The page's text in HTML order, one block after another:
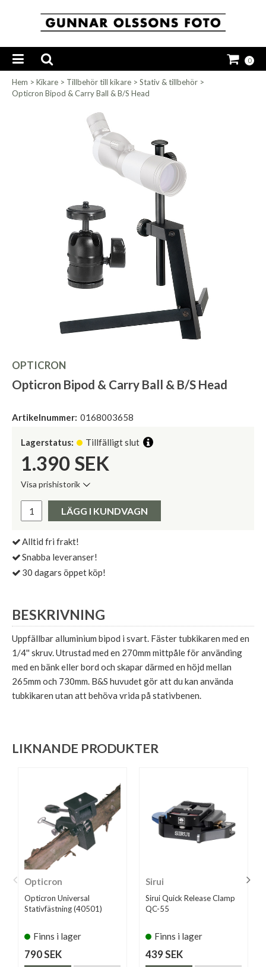
0
Hem > Kikare > Tillbehör till kikare > Stativ & tillbehör >
Opticron Bipod & Carry Ball & B/S Head
OPTICRON
Opticron Bipod & Carry Ball & B/S Head
Artikelnummer: 0168003658
Lagerstatus: Tillfälligt slut
1.390 SEK
Visa prishistorik
Pris:
LÄGG I KUNDVAGN
Alltid fri frakt!
Snabba leveranser!
30 dagars öppet köp!
BESKRIVNING
Uppfällbar alluminium bipod i svart. Fäster tubkikaren med en
1/4'' skruv. Utrustad med en 270mm mittpåle för använding
med en bänk eller bord och skapar därmed en höjd mellan
265mm och 730mm. B&S huvudet gör att du kan använda
tubkikaren utan att behöva vrida på stativbenen.
LIKNANDE PRODUKTER
Opticron
Opticron Universal
Stativfästning (40501)
Finns i lager
790 SEK
Sirui
Sirui Quick Release Clamp
QC-55
Finns i lager
439 SEK